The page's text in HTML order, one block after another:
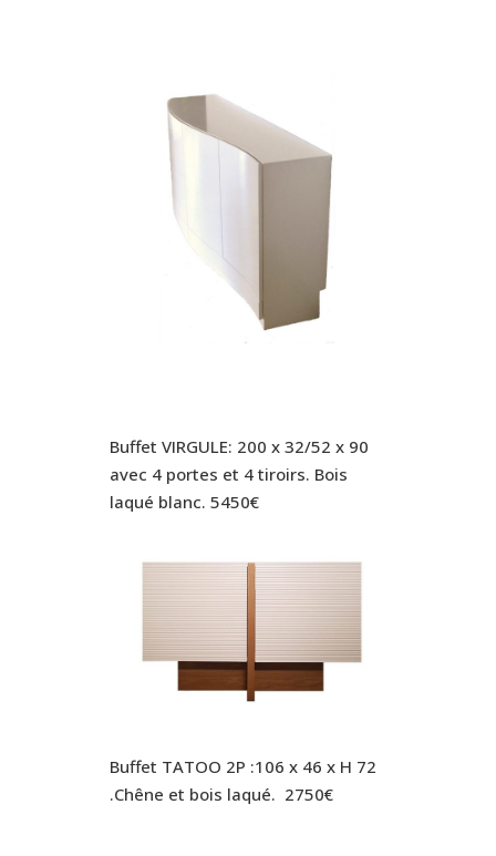
Buffet VIRGULE: 200 x 32/52 x 90
avec 4 portes et 4 tiroirs. Bois
laqué blanc. 5450€
Buffet TATOO 2P :106 x 46 x H 72
.Chêne et bois laqué. 2750€